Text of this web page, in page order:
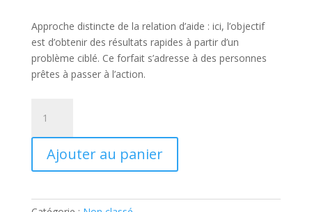
Approche distincte de la relation d’aide : ici, l’objectif
est d’obtenir des résultats rapides à partir d’un
problème ciblé. Ce forfait s’adresse à des personnes
prêtes à passer à l’action.
Coaching
ciblé
-
rapide
Ajouter au panier